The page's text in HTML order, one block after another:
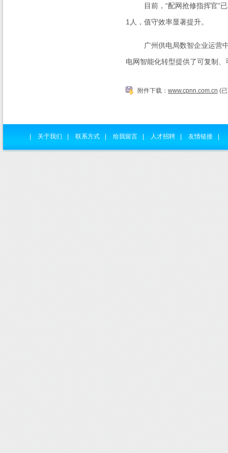
目前，“配网抢修指挥官”已
1 人，值守效率显著提升。
广州供电局数智企业运营中
电网智能化转型提供了可复制、
附件下载： www.cpnn.com.cn (
关于我们 联系方式 给我留言 人才招聘 友情链接